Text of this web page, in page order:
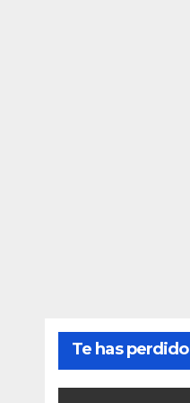
Te has perdido